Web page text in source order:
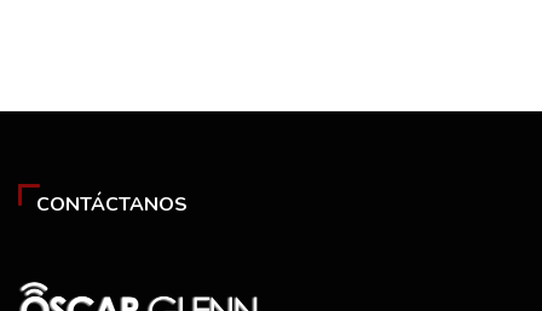
CONTÁCTANOS